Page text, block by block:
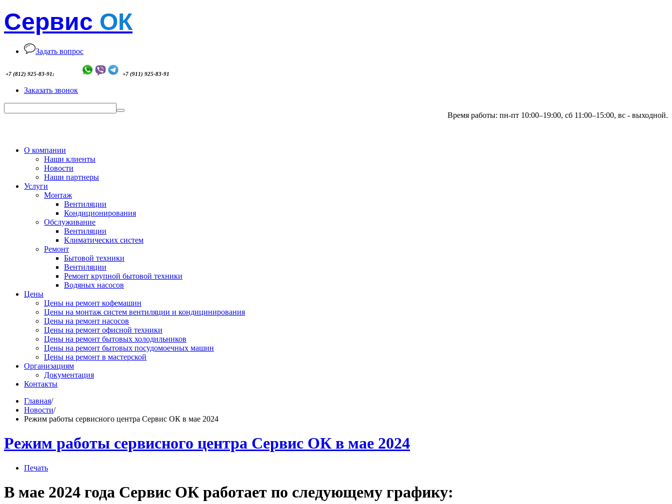
Сервис ОК
Задать вопрос
+7 (812) 925-83-91; +7 (911) 925-83-91
Заказать звонок
Время работы: пн-пт 10:00–19:00, сб 11:00–15:00, вс - выходной.
О компании
Наши клиенты
Новости
Наши партнеры
Услуги
Монтаж
Вентиляции
Кондиционирования
Обслуживание
Вентиляции
Климатических систем
Ремонт
Бытовой техники
Вентиляции
Ремонт крупной бытовой техники
Водяных насосов
Цены
Цены на ремонт кофемашин
Цены на монтаж систем вентиляции и кондицинирования
Цены на ремонт насосов
Цены на ремонт офисной техники
Цены на ремонт бытовых холодильников
Цены на ремонт бытовых посудомоечных машин
Цены на ремонт в мастерской
Организациям
Документация
Контакты
Главная/
Новости/
Режим работы сервисного центра Сервис ОК в мае 2024
Режим работы сервисного центра Сервис ОК в мае 2024
Печать
В мае 2024 года Сервис ОК работает по следующему графику: